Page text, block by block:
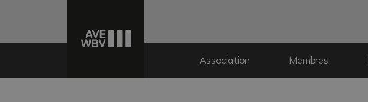
Association Membres